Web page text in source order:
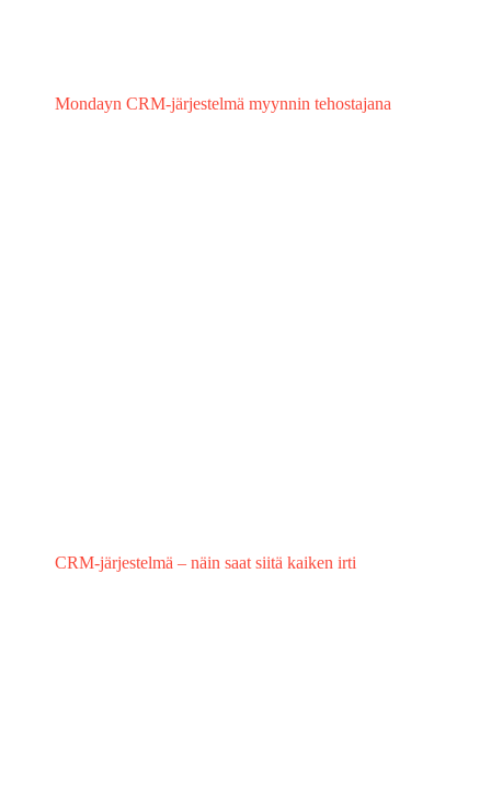
Mondayn CRM-järjestelmä myynnin tehostajana
CRM-järjestelmä – näin saat siitä kaiken irti